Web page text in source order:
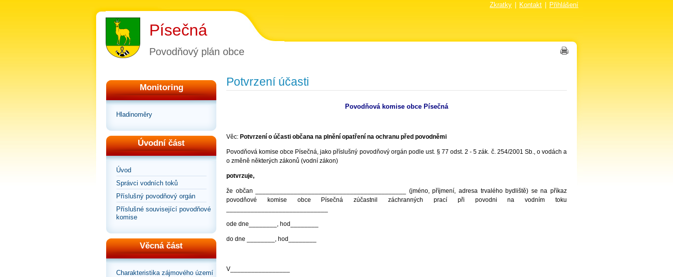
Zkratky Kontakt Přihlášení
Písečná
Povodňový plán obce
Monitoring
Hladinoměry
Úvodní část
Úvod
Správci vodních toků
Příslušný povodňový orgán
Příslušné související povodňové
komise
Věcná část
Charakteristika zájmového území
Potvrzení účasti
Povodňová komise obce Písečná
Věc: Potvrzení o účasti občana na plnění opatření na ochranu před povodněmi
Povodňová komise obce Písečná, jako příslušný povodňový orgán podle ust. § 77 odst. 2 - 5 zák. č. 254/2001 Sb., o vodách a
o změně některých zákonů (vodní zákon)
potvrzuje,
že občan ___________________________________________ (jméno, příjmení, adresa trvalého bydliště) se na příkaz
povodňové komise obce Písečná zúčastnil záchranných prací při povodni na vodním toku
ode dne________, hod________
do dne ________, hod________
V_________________